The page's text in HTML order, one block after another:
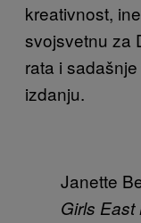
kreativnost,
svojsvetnu za
rata i
izdanju.
Janette
Girls